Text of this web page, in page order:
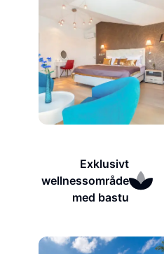
Exklusivt
wellnessområde
med bastu